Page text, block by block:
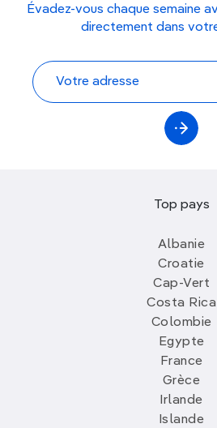
Évadez-vous chaque semaine
directement dans
Top pays
Albanie
Croatie
Cap-Vert
Costa Rica
Colombie
Egypte
France
Grèce
Irlande
Islande